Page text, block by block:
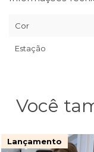
Cor
Estação
Você
Lançamento